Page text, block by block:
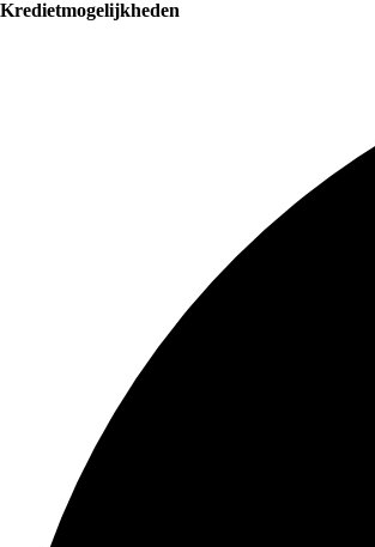
Kredietmogelijkheden